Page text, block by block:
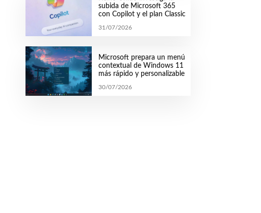
subida de Microsoft 365
con Copilot y el plan Classic
31/07/2026
Microsoft prepara un menú
contextual de Windows 11
más rápido y personalizable
30/07/2026